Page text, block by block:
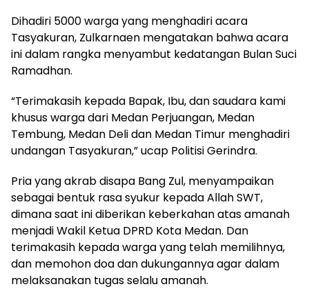
Dihadiri 5000 warga yang menghadiri acara
Tasyakuran, Zulkarnaen mengatakan bahwa acara
ini dalam rangka menyambut kedatangan Bulan Suci
Ramadhan.
“Terimakasih kepada Bapak, Ibu, dan saudara kami
khusus warga dari Medan Perjuangan, Medan
Tembung, Medan Deli dan Medan Timur menghadiri
undangan Tasyakuran,” ucap Politisi Gerindra.
Pria yang akrab disapa Bang Zul, menyampaikan
sebagai bentuk rasa syukur kepada Allah SWT,
dimana saat ini diberikan keberkahan atas amanah
menjadi Wakil Ketua DPRD Kota Medan. Dan
terimakasih kepada warga yang telah memilihnya,
dan memohon doa dan dukungannya agar dalam
melaksanakan tugas selalu amanah.